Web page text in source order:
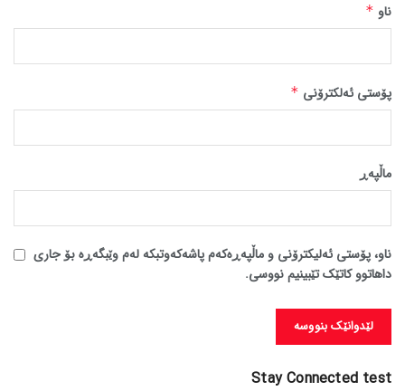
ناو *
پۆستی ئەلکترۆنی *
ماڵپه‌ڕ
ناو، پۆستی ئەلیکترۆنی و ماڵپەڕەکەم پاشەکەوتبکە لەم وێبگەڕە بۆ جاری
داهاتوو کاتێک تێبینیم نووسی.
Stay Connected test